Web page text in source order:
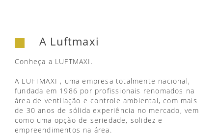
A Luftmaxi
Conheça a LUFTMAXI.
A LUFTMAXI , uma empresa totalmente nacional,
fundada em 1986 por profissionais renomados na
área de ventilação e controle ambiental, com mais
de 30 anos de sólida experiência no mercado, vem
como uma opção de seriedade, solidez e
empreendimentos na área.